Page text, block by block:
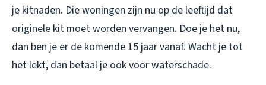
je kitnaden. Die woningen zijn nu op de leeftijd dat
originele kit moet worden vervangen. Doe je het nu,
dan ben je er de komende 15 jaar vanaf. Wacht je tot
het lekt, dan betaal je ook voor waterschade.